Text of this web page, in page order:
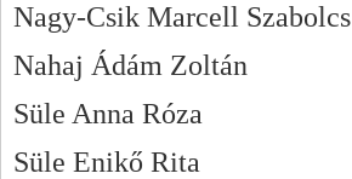
Nagy-Csik Marcell Szabolcs
Nahaj Ádám Zoltán
Süle Anna Róza
Süle Enikő Rita